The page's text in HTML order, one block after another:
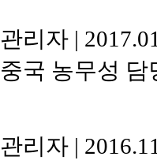
관리자 |
중국 농무성 담
관리자 |